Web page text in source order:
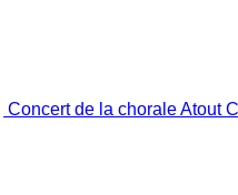
Concert de la chorale Atout